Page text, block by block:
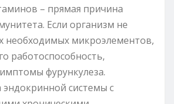
– прямая причина
Если организм не
необходимых микроэлементов,
работоспособность,
фурункулеза.
эндокринной системы с